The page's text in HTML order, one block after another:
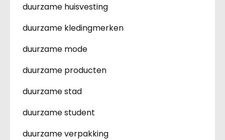
duurzame huisvesting
duurzame kledingmerken
duurzame mode
duurzame producten
duurzame stad
duurzame student
duurzame verpakking